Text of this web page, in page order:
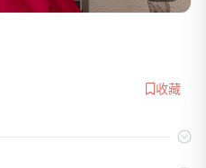
收藏